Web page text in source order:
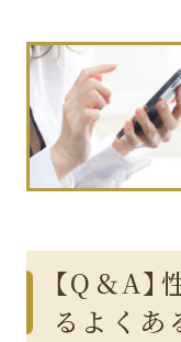
【Q＆A
るよくあ